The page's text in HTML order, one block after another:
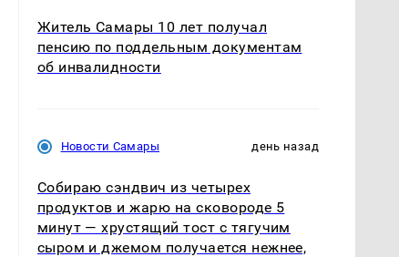
Житель Самары 10 лет получал
пенсию по поддельным документам
об инвалидности
Новости Самары день назад
Собираю сэндвич из четырех
продуктов и жарю на сковороде 5
минут — хрустящий тост с тягучим
сыром и джемом получается нежнее,